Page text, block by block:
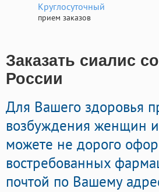
Круглосуточный
прием заказов
Заказать сиалис
России
Для Вашего здоровья
возбуждения женщин
можете не дорого
востребованных
почтой по Вашему